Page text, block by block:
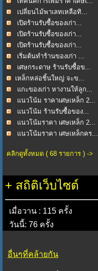
เปลี่ยนไม้พาเลทเหลือทิ...
เปิดร้านรับซื้อของเก่า...
เปิดร้านรับซื้อของเก่า...
เปิดร้านรับซื้อของเก่า...
เริ่มต้นทำร้านของเก่า ...
เศษกระดาษ ร้านรับซื้อข...
​เหล็กหล่อชิ้นใหญ่ จะข...
แกะของเก่า หางานให้ลูก...
แนวโน้ม ราคาเศษเหล็ก 2...
แนวโน้ม ร้านรับซื้อของ...
แนวโน้มราคา เศษเหล็ก 2...
แนวโน้มราคา เศษเหล็กคร...
คลิกดูทั้งหมด ( 68 รายการ ) ->
+ สถิติเว็บไซต์
เมื่อวาน : 115 ครั้ง
วันนี้: 76 ครั้ง
อื่นๆที่คล้ายกัน